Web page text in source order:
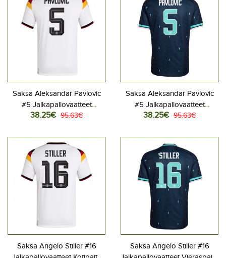
Saksa Aleksandar Pavlovic
#5 Jalkapallovaatteet
Kotipaita MM-kisat 2026
38.25€ 95.63€
Saksa Aleksandar Pavlovic
#5 Jalkapallovaatteet
Vieraspaita MM-kisat 2026
38.25€ 95.63€
Saksa Angelo Stiller #16
Saksa Angelo Stiller #16